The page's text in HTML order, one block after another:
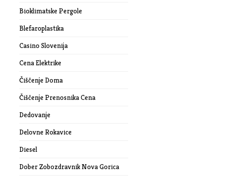
Bioklimatske Pergole
Blefaroplastika
Casino Slovenija
Cena Elektrike
Čiščenje Doma
Čiščenje Prenosnika Cena
Dedovanje
Delovne Rokavice
Diesel
Dober Zobozdravnik Nova Gorica